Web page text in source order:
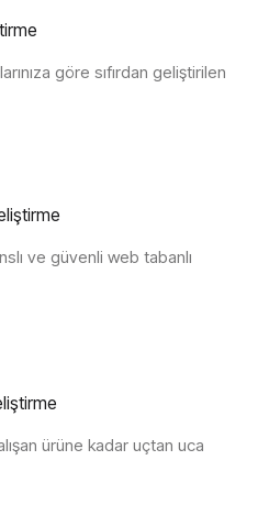
göre sıfırdan geliştirilen
ve güvenli web tabanlı
ürüne kadar uçtan uca